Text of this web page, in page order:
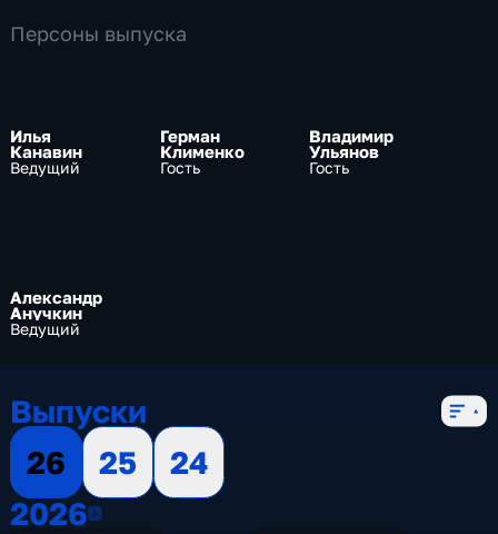
Персоны выпуска
Илья
Канавин
Ведущий
Герман
Клименко
Гость
Владимир
Ульянов
Гость
Александр
Анучкин
Ведущий
Выпуски
26
25
24
20262026